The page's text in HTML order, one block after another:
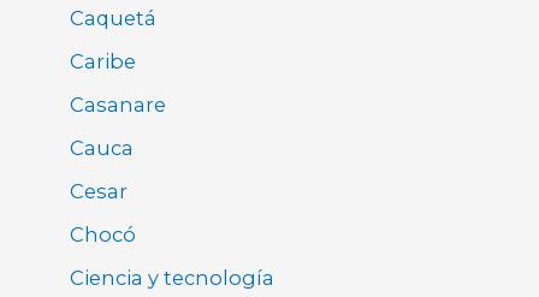
Caquetá
Caribe
Casanare
Cauca
Cesar
Chocó
Ciencia y tecnología